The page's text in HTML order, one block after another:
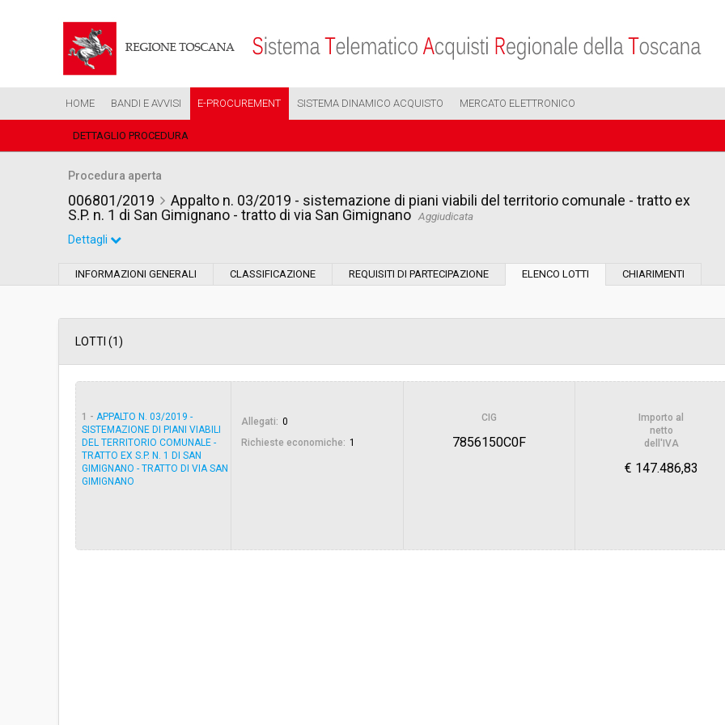
HOME BANDI E AVVISI E-PROCUREMENT SISTEMA DINAMICO ACQUISTO MERCATO ELETTRONICO
DETTAGLIO PROCEDURA
Procedura aperta
006801/2019
Appalto n. 03/2019 - sistemazione di piani viabili del territorio comunale - tratto ex
S.P. n. 1 di San Gimignano - tratto di via San Gimignano Aggiudicata
Data pubblicazione:
Svolgimento: Gara in busta chiusa Valore stimato della procedura:
Responsabile attuale:
COMUNE DI POGGIBONSI - SETTORE OPERE PUBBLICHE
E MANUTENZIONI
Dettagli
INFORMAZIONI GENERALI CLASSIFICAZIONE REQUISITI DI PARTECIPAZIONE ELENCO LOTTI CHIARIMENTI
LOTTI (1)
1 - APPALTO N. 03/2019 -
SISTEMAZIONE DI PIANI VIABILI
DEL TERRITORIO COMUNALE -
TRATTO EX S.P. N. 1 DI SAN
GIMIGNANO - TRATTO DI VIA SAN
GIMIGNANO
Allegati: 0
Richieste economiche: 1
CIG
7856150C0F
Importo al
netto
dell'IVA
€ 147.486,83